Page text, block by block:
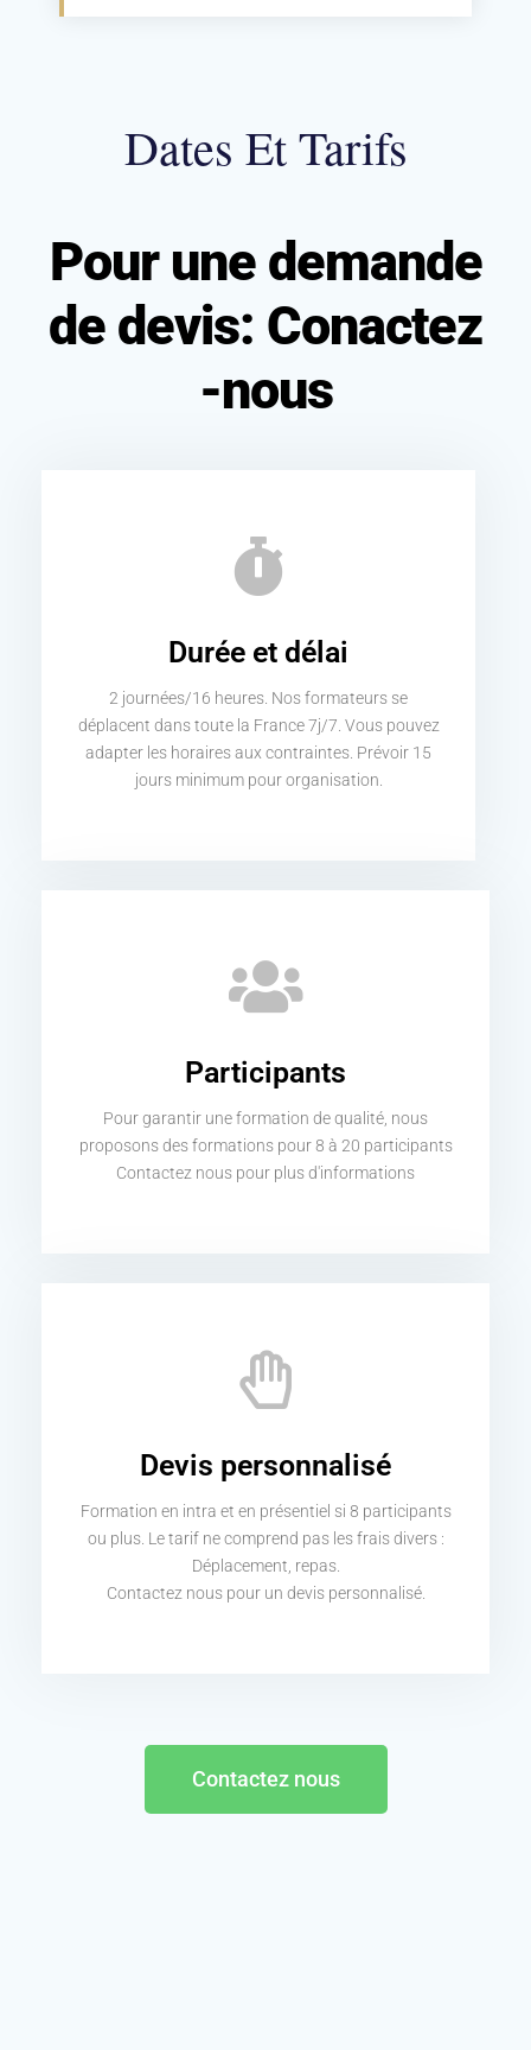
Dates Et Tarifs
Pour une demande
de devis: Conactez
-nous
Durée et délai
2 journées/16 heures. Nos formateurs se
déplacent dans toute la France 7j/7. Vous pouvez
adapter les horaires aux contraintes. Prévoir 15
jours minimum pour organisation.
Participants
Pour garantir une formation de qualité, nous
proposons des formations pour 8 à 20 participants
Contactez nous pour plus d'informations
Devis personnalisé
Formation en intra et en présentiel si 8 participants
ou plus. Le tarif ne comprend pas les frais divers :
Déplacement, repas.
Contactez nous pour un devis personnalisé.
Contactez nous